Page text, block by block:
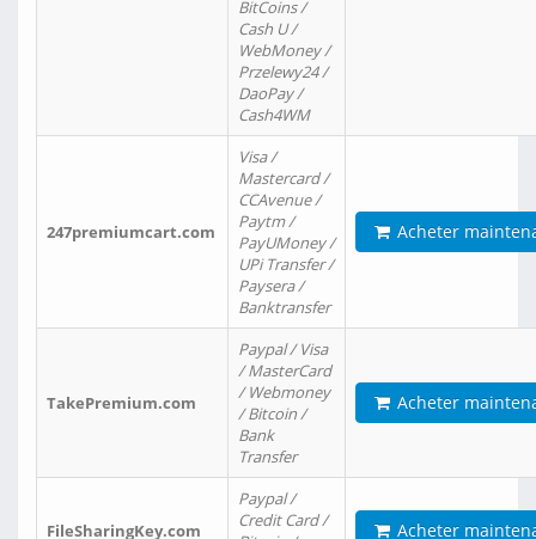
BitCoins /
Cash U /
WebMoney /
Przelewy24 /
DaoPay /
Cash4WM
247premiumcart.com
Visa /
Mastercard /
CCAvenue /
Paytm /
PayUMoney /
UPi Transfer /
Paysera /
Banktransfer
Acheter
TakePremium.com
Paypal / Visa
/ MasterCard
/ Webmoney
/ Bitcoin /
Bank
Transfer
Acheter
FileSharingKey.com
Paypal /
Credit Card /
Acheter